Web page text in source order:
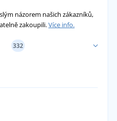
názorem našich zákazníků,
zakoupili.Více info.
332